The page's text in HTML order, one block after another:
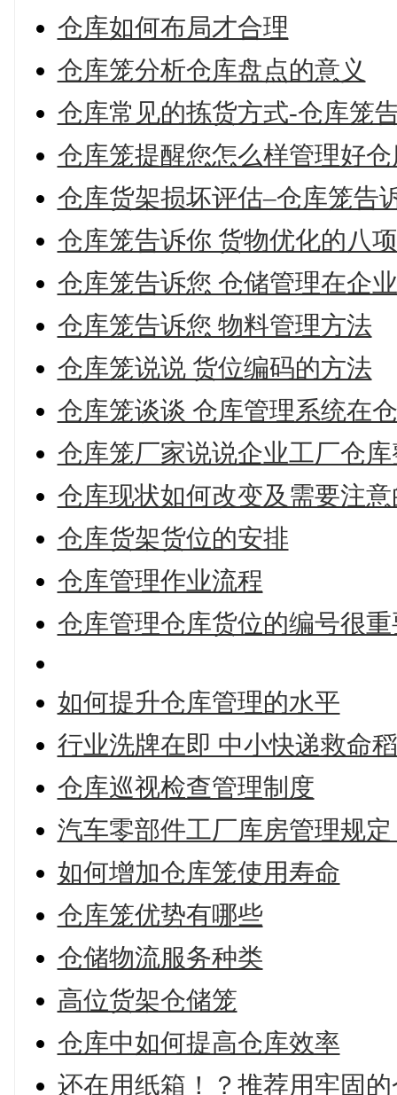
仓库如何布局才合理
仓库笼分析仓库盘点的意义
仓库常见的拣货方式-仓库笼
仓库笼提醒您怎么样管理好仓
仓库货架损坏评估–仓库笼告
仓库笼告诉你 货物优化的八
仓库笼告诉您 仓储管理在企
仓库笼告诉您 物料管理方法
仓库笼说说 货位编码的方法
仓库笼谈谈 仓库管理系统在
仓库笼厂家说说企业工厂仓
仓库现状如何改变及需要注
仓库货架货位的安排
仓库管理作业流程
仓库管理仓库货位的编号很重
如何提升仓库管理的水平
行业洗牌在即 中小快递救命
仓库巡视检查管理制度
汽车零部件工厂库房管理规
如何增加仓库笼使用寿命
仓库笼优势有哪些
仓储物流服务种类
高位货架仓储笼
仓库中如何提高仓库效率
还在用纸箱！？推荐用牢固